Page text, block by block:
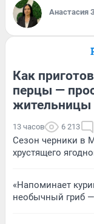
Анастасия
Как
перцы —
жительницы
13 часов 6 213
Сезон черники в
хрустящего
«Напоминает
необычный гриб —